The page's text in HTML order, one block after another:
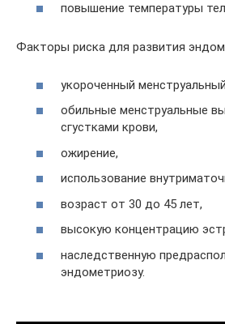
повышение температуры
Факторы риска для развития
укороченный
обильные менструальные
сгустками крови,
ожирение,
использование
возраст от 30 до 45 лет,
высокую концентрацию
наследственную
эндометриозу.